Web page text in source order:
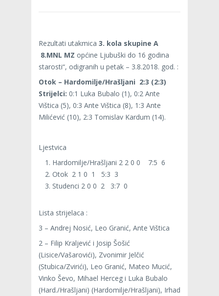
Rezultati utakmica 3. kola skupine A
8.MNL MZ općine Ljubuški do 16 godina
starosti“, odigranih u petak – 3.8.2018. god. :
Otok – Hardomilje/Hrašljani 2:3 (2:3)
Strijelci: 0:1 Luka Bubalo (1), 0:2 Ante
Vištica (5), 0:3 Ante Vištica (8), 1:3 Ante
Milićević (10), 2:3 Tomislav Kardum (14).
Ljestvica
Hardomilje/Hrašljani 2 2 0 0 7:5 6
Otok 2 1 0 1 5:3 3
Studenci 2 0 0 2 3:7 0
Lista strijelaca :
3 – Andrej Nosić, Leo Granić, Ante Vištica
2 – Filip Kraljević i Josip Šošić
(Lisice/Vašarovići), Zvonimir Jelčić
(Stubica/Zvirići), Leo Granić, Mateo Mucić,
Vinko Ševo, Mihael Herceg i Luka Bubalo
(Hard./Hrašljani) (Hardomilje/Hrašljani), Irhad